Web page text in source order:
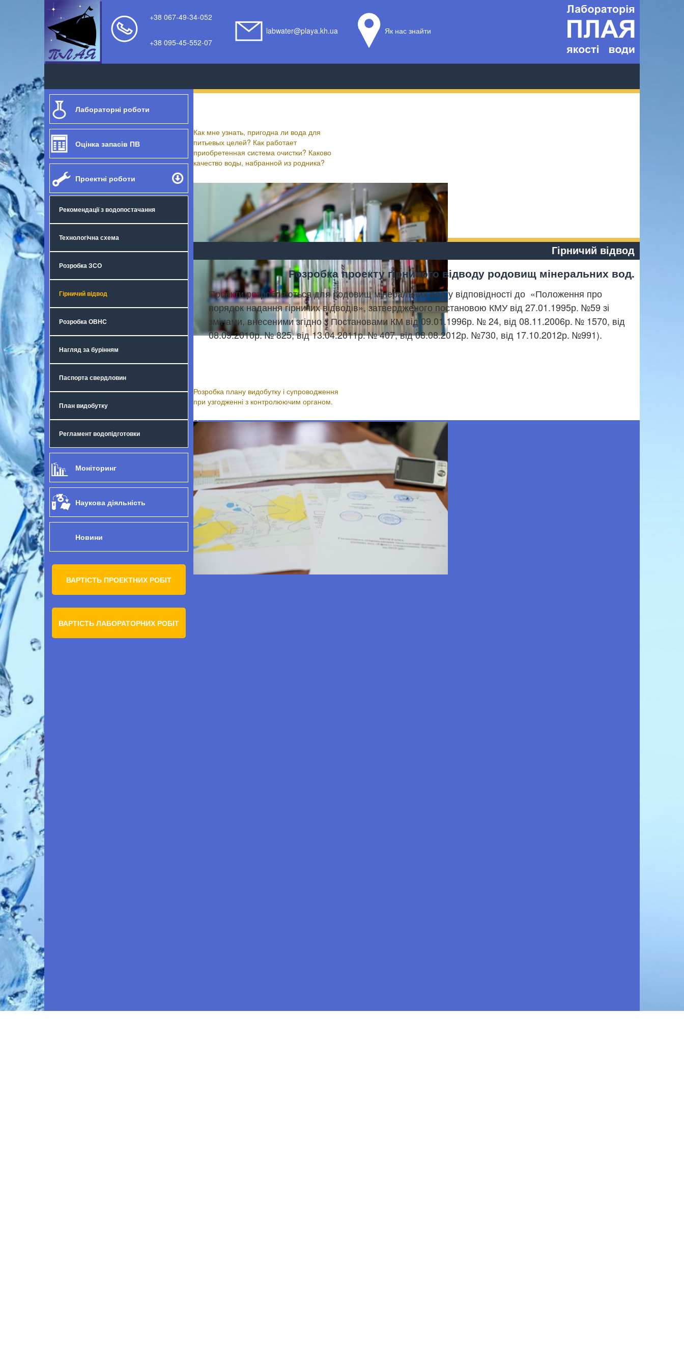
+38 067-49-34-052
+38 095-45-552-07
labwater@playa.kh.ua Як нас знайти
Лабораторні роботи
Оцінка запасів ПВ
Проектні роботи
Рекомендації з водопостачання
Технологічна схема
Розробка ЗСО
Гірничий відвод
Розробка ОВНС
Нагляд за бурінням
Паспорта свердловин
План видобутку
Регламент водопідготовки
Моніторинг
Наукова діяльність
Новини
ВАРТІСТЬ ПРОЕКТНИХ РОБІТ
ВАРТІСТЬ ЛАБОРАТОРНИХ РОБІТ
Как мне узнать, пригодна ли вода для
питьевых целей? Как работает
приобретенная система очистки? Каково
качество воды, набранной из родника?
Розробка плану видобутку
Розробка плану видобутку і супроводження
при узгодженні з контролюючим органом.
Гірничий відвод
Розробка проекту гірничого відводу родовищ мінеральних вод.
Проекти розробляються для родовищ мінеральних вод у відповідності до «Положення про
порядок надання гірничих відводів», затвердженого постановою КМУ від 27.01.1995р. №59 зі
змінами, внесеними згідно з Постановами КМ від 09.01.1996р. № 24, від 08.11.2006р. № 1570, від
08.09.2010р. № 825, від 13.04.2011р. № 407, від 08.08.2012р. №730, від 17.10.2012р. №991).